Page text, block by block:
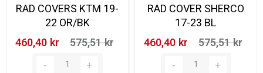
RAD COVERS KTM 19-
22 OR/BK
460,40 kr‎
575,51 kr‎
RAD COVER SHERCO
17-23 BL
460,40 kr‎
575,51 kr‎